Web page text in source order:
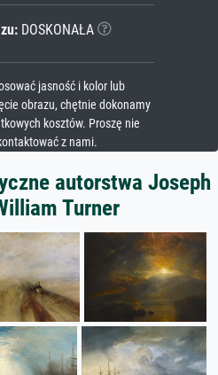
DOSKONAŁA
jasność i kolor lub
obrazu, chętnie dokonamy
kosztów. Proszę nie
z nami.
autorstwa Joseph
Turner